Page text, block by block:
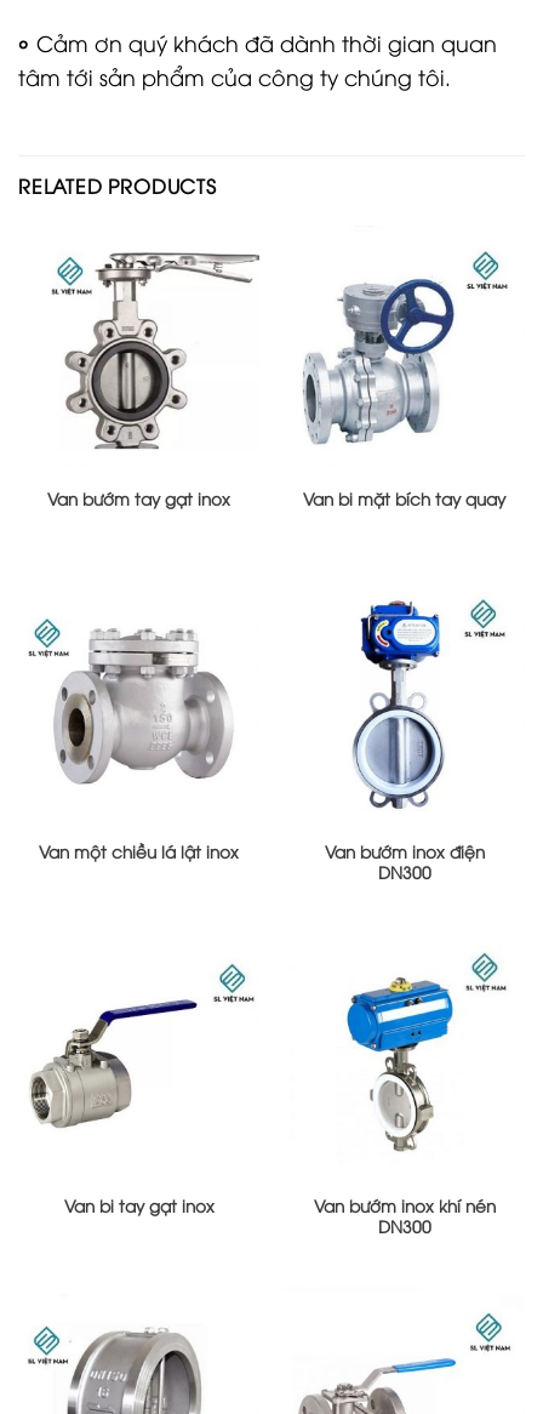
৹ Cảm ơn quý khách đã dành thời gian quan
tâm tới sản phẩm của công ty chúng tôi.
RELATED PRODUCTS
Van bướm tay gạt inox Van bi mặt bích tay quay
Van một chiều lá lật inox
Van bướm inox điện
DN300
Van bi tay gạt inox
Van bướm inox khí nén
DN300